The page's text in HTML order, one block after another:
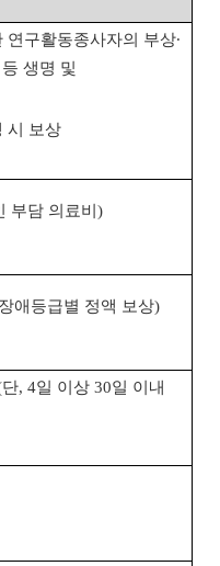
연구활동종사자의 부상∙
생명 및
시 보상
부담 의료비)
애등급별 정액 보상)
, 4일 이상 30일 이내